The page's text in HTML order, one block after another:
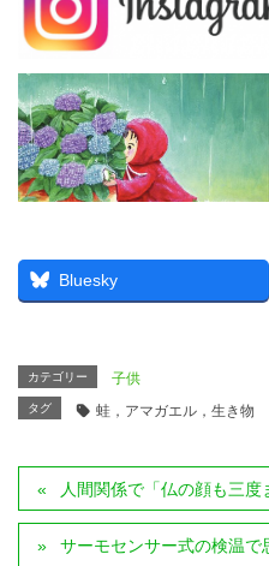
Bluesky
カテゴリー 子供
タグ 蛙，アマガエル，生き物
人間関係で「仏の顔も三度
サーモセンサー式の検温で